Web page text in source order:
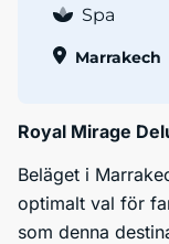
Spa
Marrakech
Royal Mirage
Beläget i
optimalt val för
som denna